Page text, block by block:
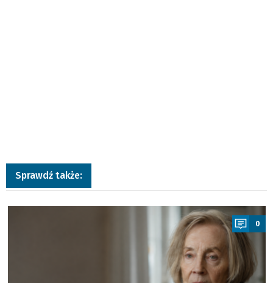
Sprawdź także:
a
0